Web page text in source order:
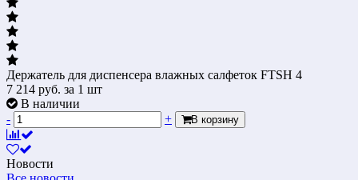
Держатель для диспенсера влажных салфеток FTSH 4
7 214 руб. за 1 шт
В наличии
-
+ В корзину
Новости